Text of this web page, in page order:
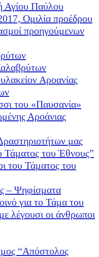
Αγίου Παύλου
Ομιλία προέδρου
προηγούμενων
Αροανίας
του «Παυσανία»
Αροάνιας
μας
Τάματος του Έθνους”
του Τάματος του
– Ψηφίσματα
για το Τάμα του
λέγουσι οι άνθρωποι
“Απόστολος